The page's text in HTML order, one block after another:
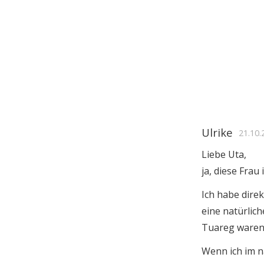
Ulrike
Liebe Uta,
ja, diese
Ich habe
eine
Tuareg
Wenn ich im